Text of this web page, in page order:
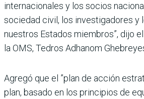
internacionales y los socios
sociedad civil, los investigadores y
nuestros Estados miembros”, dijo
la OMS, Tedros Adhanom
Agregó que el ”plan de acción
plan, basado en los principios de